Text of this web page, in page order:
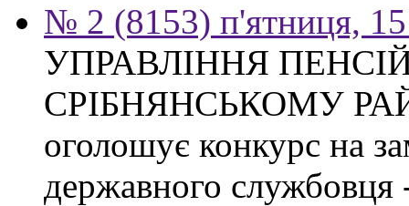
№ 2 (8153) п'ятниця, 15
УПРАВЛІННЯ
СРІБНЯНСЬКОМУ
оголошує конкурс на
державного службовця